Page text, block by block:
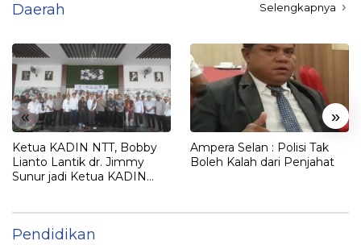
Daerah Selengkapnya
« »
Ketua KADIN NTT, Bobby
Lianto Lantik dr. Jimmy
Sunur jadi Ketua KADIN
Ampera Selan : Polisi Tak
Boleh Kalah dari Penjahat
Pendidikan